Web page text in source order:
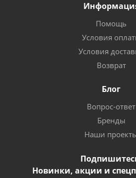
Помощь
Условия
Условия
Возврат
Блог
Вопрос-ответ
Бренды
Наши
Новинки, акции и